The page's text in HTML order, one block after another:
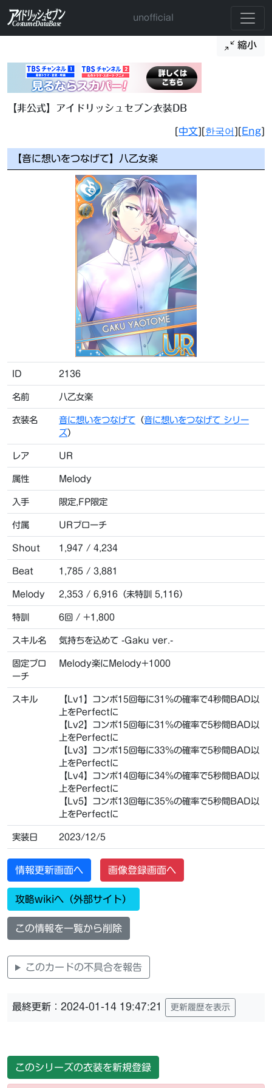
unofficial
縮小
【非公式】アイドリッシュセブン衣装DB
[中文][한국어 ][Eng]
【音に想いをつなげて】八乙女楽
ID 2136
名前 八乙女楽
衣装名 音に想いをつなげて （音に想いをつなげて シリー
ズ）
レア UR
属性 Melody
入手 限定,FP限定
付属 URブローチ
Shout 1,947 / 4,234
Beat 1,785 / 3,881
Melody 2,353 / 6,916（未特訓 5,116）
特訓 6回 / +1,800
スキル名 気持ちを込めて -Gaku ver.-
固定ブロ
ーチ
Melody楽にMelody+1000
スキル
【Lv1】コンボ15回毎に31％の確率で4秒間BAD以
上をPerfectに
【Lv2】コンボ15回毎に31％の確率で5秒間BAD以
上をPerfectに
【Lv3】コンボ15回毎に33％の確率で5秒間BAD以
上をPerfectに
【Lv4】コンボ14回毎に34％の確率で5秒間BAD以
上をPerfectに
【Lv5】コンボ13回毎に35％の確率で5秒間BAD以
上をPerfectに
実装日 2023/12/5
情報更新画面へ 画像登録画面へ
攻略wikiへ（外部サイト）
この情報を一覧から削除
このカードの不具合を報告
最終更新：2024-01-14 19:47:21 更新履歴を表示
このシリーズの衣装を新規登録